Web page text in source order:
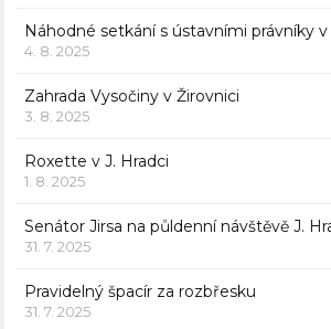
Náhodné setkání s ústavními právníky v
4. 8. 2025
Zahrada Vysočiny v Žirovnici
3. 8. 2025
Roxette v J. Hradci
1. 8. 2025
Senátor Jirsa na půldenní návštěvě J.
31. 7. 2025
Pravidelný špacír za rozbřesku
31. 7. 2025